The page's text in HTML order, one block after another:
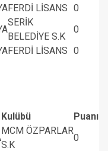
FERDİ LİSANS 0
SERİK
BELEDİYE S.K
0
FERDİ LİSANS 0
Kulübü
Puanı
MCM ÖZPARLAR
S.K
0